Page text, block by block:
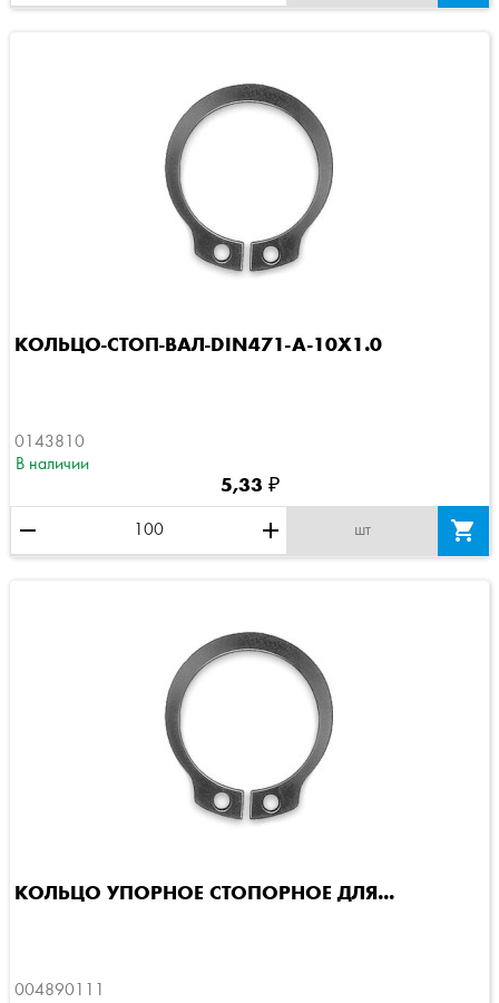
КОЛЬЦО-СТОП-ВАЛ-DIN471-A-10X1.0
0143810
В наличии
5,33 ₽
remove add шт 
КОЛЬЦО УПОРНОЕ СТОПОРНОЕ ДЛЯ...
004890111